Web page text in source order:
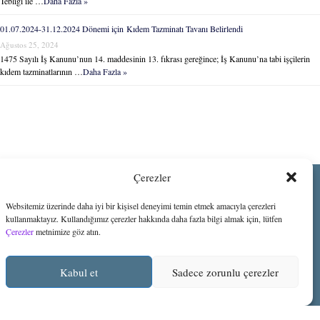
Çerezler
Websitemiz üzerinde daha iyi bir kişisel deneyimi temin etmek amacıyla çerezleri
kullanmaktayız. Kullandığımız çerezler hakkında daha fazla bilgi almak için, lütfen
Çerezlermetnimize göz atın.
Kabul et Sadece zorunlu çerezler
01.07.2024-31.12.2024 Dönemi için Kıdem Tazminatı Tavanı Belirlendi
Ağustos 25, 2024
1475 Sayılı İş Kanunu’nun 14. maddesinin 13. fıkrası gereğince; İş Kanunu’na tabi işçilerin
kıdem tazminatlarının …Daha Fazla »